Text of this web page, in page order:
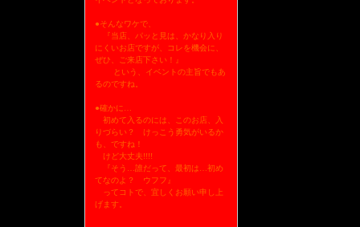
●そんなワケで、
『当店、パッと見は、かなり入り
にくいお店ですが、コレを機会に、
ぜひ、ご来店下さい！』
という、イベントの主旨でもあ
るのですね。
●確かに…
初めて入るのには、このお店、入
りづらい？ けっこう勇気がいるか
も、ですね！
けど大丈夫!!!!
『そう…誰だって、最初は…初め
てなのよ？ ウフフ』
ってコトで、宜しくお願い申し上
げます。